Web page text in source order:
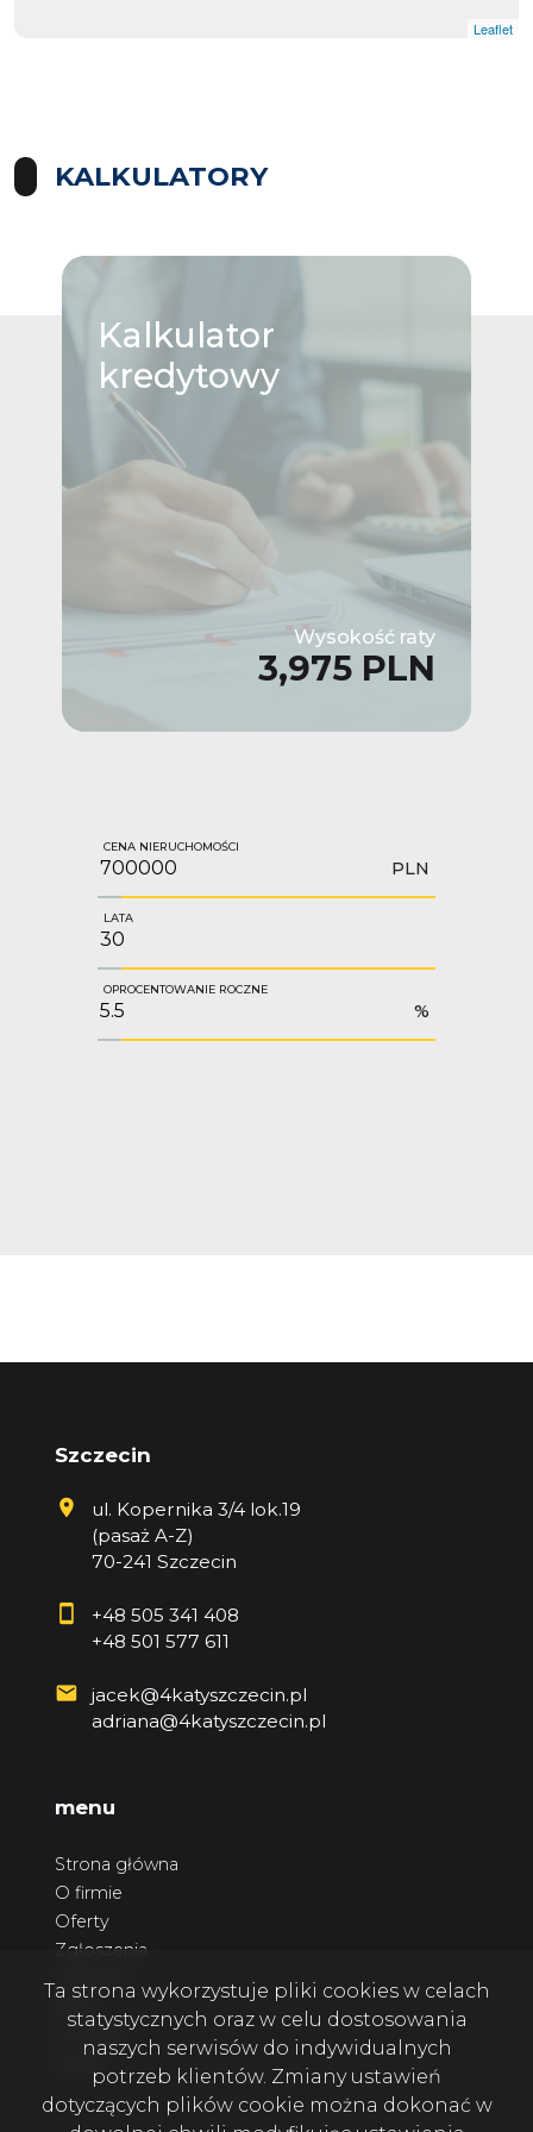
Leaflet
KALKULATORY
Kalkulator
kredytowy
Wysokość raty
3,975 PLN
CENA NIERUCHOMOŚCI
PLN
LATA
OPROCENTOWANIE ROCZNE
%
Szczecin
ul. Kopernika 3/4 lok.19
(pasaż A-Z)
70-241 Szczecin
+48 505 341 408
+48 501 577 611
jacek@4katyszczecin.pl
adriana@4katyszczecin.pl
menu
Strona główna
O firmie
Oferty
Zgłoszenia
Kontakt
Ta strona wykorzystuje pliki cookies w celach
statystycznych oraz w celu dostosowania
naszych serwisów do indywidualnych
potrzeb klientów. Zmiany ustawień
dotyczących plików cookie można dokonać w